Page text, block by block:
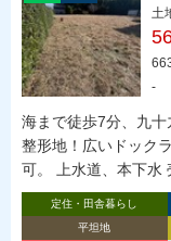
土
-
海まで徒歩7分、九
整形地！広いドック
可。 上水道、本下水
定住・田舎暮らし
平坦地